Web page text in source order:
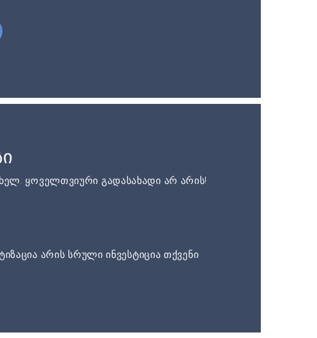
ყოველთვიური გადასახადი არ არის!
არის სრული ინვესტიცია თქვენი